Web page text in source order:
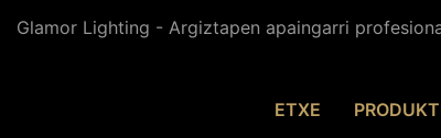
Glamor Lighting - Argiztapen apaingarri
ETXE